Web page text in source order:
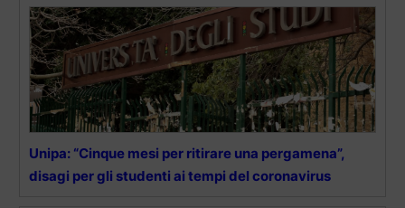
Unipa: “Cinque mesi per ritirare una pergamena”,
disagi per gli studenti ai tempi del coronavirus